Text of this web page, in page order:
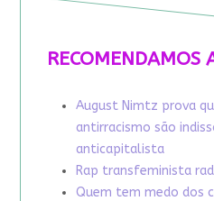
RECOMENDAMOS
August Nimtz prova
antirracismo são
anticapitalista
Rap transfeminista
Quem tem medo dos